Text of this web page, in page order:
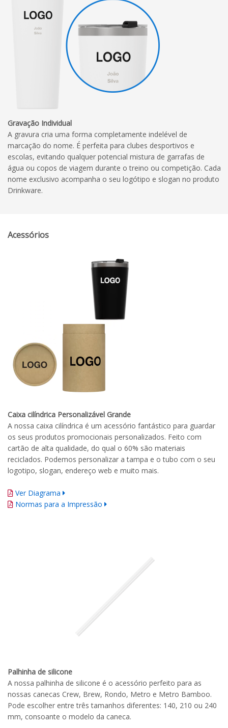
Gravação Individual
A gravura cria uma forma completamente indelével de
marcação do nome. É perfeita para clubes desportivos e
escolas, evitando qualquer potencial mistura de garrafas de
água ou copos de viagem durante o treino ou competição. Cada
nome exclusivo acompanha o seu logótipo e slogan no produto
Drinkware.
Acessórios
Caixa cilíndrica Personalizável Grande
A nossa caixa cilíndrica é um acessório fantástico para guardar
os seus produtos promocionais personalizados. Feito com
cartão de alta qualidade, do qual o 60% são materiais
reciclados. Podemos personalizar a tampa e o tubo com o seu
logotipo, slogan, endereço web e muito mais.
Ver Diagrama
Normas para a Impressão
Palhinha de silicone
A nossa palhinha de silicone é o acessório perfeito para as
nossas canecas Crew, Brew, Rondo, Metro e Metro Bamboo.
Pode escolher entre três tamanhos diferentes: 140, 210 ou 240
mm, consoante o modelo da caneca.